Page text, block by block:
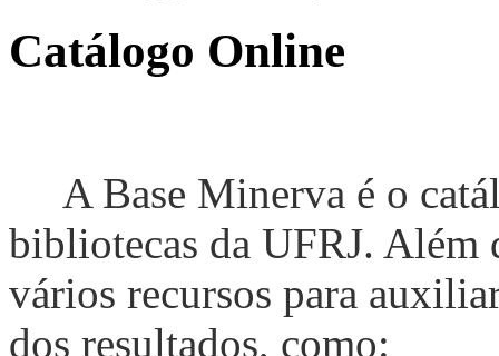
Catálogo Online
A Base Minerva é o
bibliotecas da UFRJ. Além
vários recursos para
dos resultados, como: